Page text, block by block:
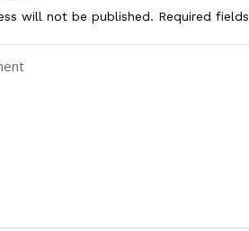
will not be published. Required